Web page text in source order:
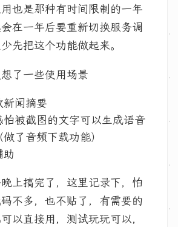
也是那种有时间限制的一年
在一年后要重新切换服务调
先把这个功能做起来。
了一些使用场景
新闻摘要
怕被截图的文字可以生成语音
了音频下载功能）
助
上搞完了，这里记录下，怕
不多，也不贴了，有需要的
以直接用，测试玩玩可以，